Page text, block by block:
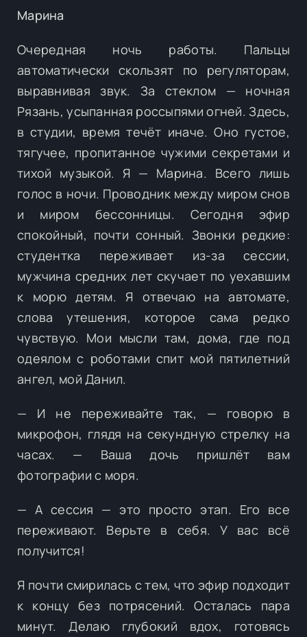
Марина
Очередная ночь работы. Пальцы
автоматически скользят по регуляторам,
выравнивая звук. За стеклом — ночная
Рязань, усыпанная россыпями огней. Здесь,
в студии, время течёт иначе. Оно густое,
тягучее, пропитанное чужими секретами и
тихой музыкой. Я — Марина. Всего лишь
голос в ночи. Проводник между миром снов
и миром бессонницы. Сегодня эфир
спокойный, почти сонный. Звонки редкие:
студентка переживает из-за сессии,
мужчина средних лет скучает по уехавшим
к морю детям. Я отвечаю на автомате,
слова утешения, которое сама редко
чувствую. Мои мысли там, дома, где под
одеялом с роботами спит мой пятилетний
ангел, мой Данил.
— И не переживайте так, — говорю в
микрофон, глядя на секундную стрелку на
часах. — Ваша дочь пришлёт вам
фотографии с моря.
— А сессия — это просто этап. Его все
переживают. Верьте в себя. У вас всё
получится!
Я почти смирилась с тем, что эфир подходит
к концу без потрясений. Осталась пара
минут. Делаю глубокий вдох, готовясь